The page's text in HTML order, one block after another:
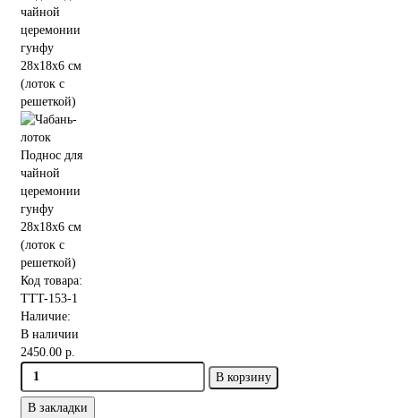
Код товара:
TTT-153-1
Наличие:
В наличии
2450.00 р.
В корзину
В закладки